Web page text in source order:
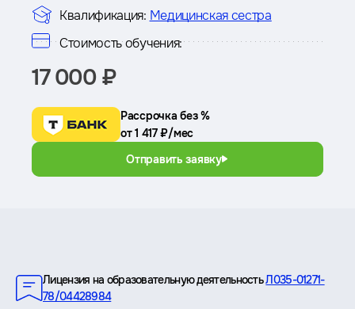
Квалификация: Медицинская сестра
Стоимость обучения:
17 000 ₽
Рассрочка без %
от 1 417 ₽/мес
Отправить заявку
Лицензия на образовательную деятельностьЛ035-01271-
78/04428984